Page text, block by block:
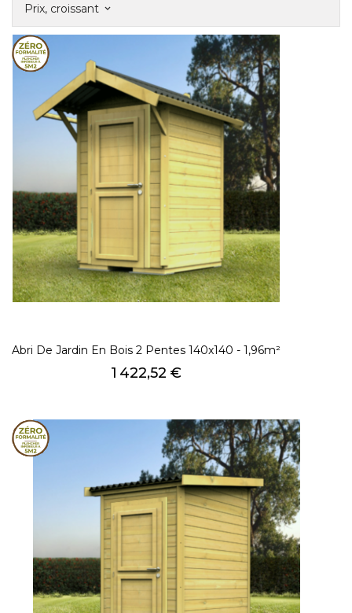
Prix, croissant keyboard_arrow_down
Abri De Jardin En Bois 2 Pentes 140x140 - 1,96m²
Prix
1 422,52 €